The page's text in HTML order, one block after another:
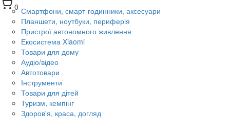
0 Смартфони, смарт-годинники, аксесуари
Планшети, ноутбуки, периферія
Пристрої автономного живлення
Екосистема Xiaomi
Товари для дому
Аудіо/відео
Автотовари
Інструменти
Товари для дітей
Туризм, кемпінг
Здоров'я, краса, догляд